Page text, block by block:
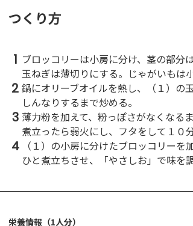
つくり方
1 ブロッコリーは小房に分け、茎の部分
玉ねぎは薄切りにする。じゃがいもは
2 鍋にオリーブオイルを熱し、（１）の
しんなりするまで炒める。
3 薄力粉を加えて、粉っぽさがなくなる
煮立ったら弱火にし、フタをして１０
4
（１）の小房に分けたブロッコリー
ひと煮立ちさせ、「やさしお」で味を
栄養情報（1人分）